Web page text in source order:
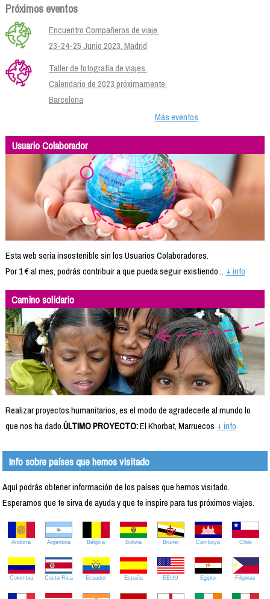
Próximos eventos
Encuentro Compañeros de viaje.
23-24-25 Junio 2023. Madrid
Taller de fotografía de viajes.
Calendario de 2023 próximamente.
Barcelona
Más eventos
Usuario Colaborador
Esta web sería insostenible sin los Usuarios Colaboradores.
Por 1 € al mes, podrás contribuir a que pueda seguir existiendo... + info
Camino solidario
Realizar proyectos humanitarios, es el modo de agradecerle al mundo lo
que nos ha dado.ÚLTIMO PROYECTO:El Khorbat, Marruecos + info
Info sobre países que hemos visitado
Aquí podrás obtener información de los países que hemos visitado.
Esperamos que te sirva de ayuda y que te inspire para tus próximos viajes.
Andorra Argentina Bélgica Bolivia Brunei Camboya Chile
Colombia Costa Rica Ecuador España EEUU Egipto Filipinas